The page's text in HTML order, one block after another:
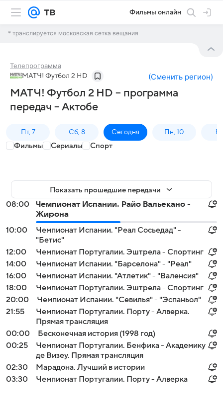
Фильмы онлайн
* транслируется московская сетка вещания
Телепрограмма
МАТЧ! Футбол 2 HD (Сменить регион)
МАТЧ! Футбол 2 HD – программа
передач – Актобе
Пт, 7 Сб, 8 Сегодня Пн, 10
Фильмы Сериалы Спорт
Показать прошедшие передачи
08:00
Чемпионат Испании. Райо Вальекано -
Жирона
10:00
Чемпионат Испании. "Реал Сосьедад" -
"Бетис"
12:00
Чемпионат Португалии. Эштрела - Спортинг
14:00
Чемпионат Испании. "Барселона" - "Реал"
16:00
Чемпионат Испании. "Атлетик" - "Валенсия"
18:00
Чемпионат Португалии. Эштрела - Спортинг
20:00
Чемпионат Испании. "Севилья" - "Эспаньол"
21:55
Чемпионат Португалии. Порту - Алверка.
Прямая трансляция
00:00
Бесконечная история (1998 год)
00:25
Чемпионат Португалии. Бенфика - Академику
де Визеу. Прямая трансляция
02:30
Марадона. Лучший в истории
03:30
Чемпионат Португалии. Порту - Алверка